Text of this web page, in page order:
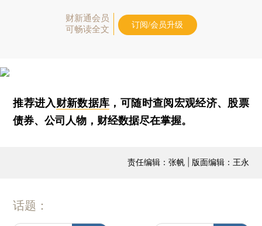
财新通会员
可畅读全文
订阅/会员升级
推荐进入财新数据库 ，可随时查阅宏观经济、股票
债券、公司人物，财经数据尽在掌握。
责任编辑：张帆 | 版面编辑：王永
话题：